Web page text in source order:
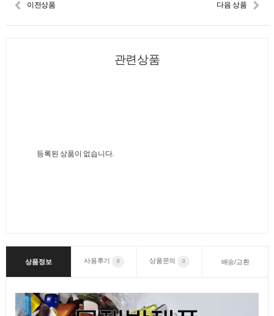
이전상품 다음 상품
관련상품
등록된 상품이 없습니다.
상품정보 사용후기 0 상품문의 0 배송/교환